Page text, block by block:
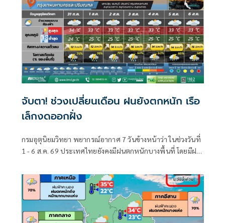
จับตา! ช่วงเปลี่ยนเดือน ฝนยังตกหนัก เรือ
เล็กงดออกฝั่ง
กรมอุตุนิยมวิทยา พยากรณ์อากาศ 7 วันข้างหน้าว่า ในช่วงวันที่
1 - 6 ส.ค. 69 ประเทศไทยยังคงมีฝนตกหนักบางพื้นที่ โดยมีฝน